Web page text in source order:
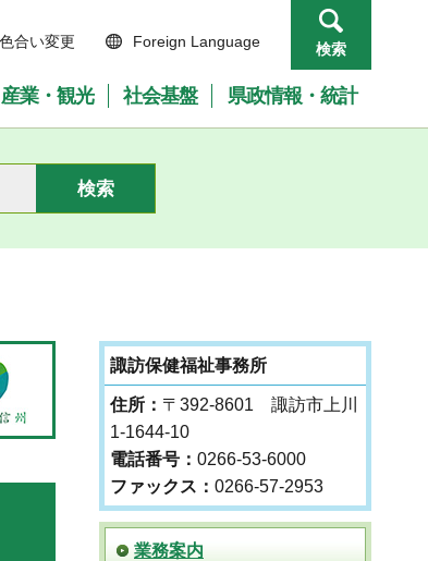
合い変更 Foreign Language 検索
業・観光 社会基盤 県政情報・統計
諏訪保健福祉事務所
住所： 〒392-8601 諏訪市上川
1-1644-10
電話番号： 0266-53-6000
ファックス： 0266-57-2953
業務案内